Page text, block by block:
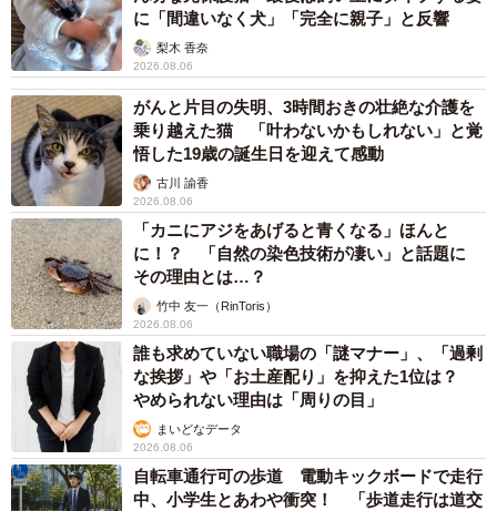
という思いがあったのかもしれません。はっきりとした理
由はわかりませんが、その気持ちを受け取ったように感じ
ています。
＜枇杷かな子さん関連情報＞
▽Instagram
https://www.instagram.com/kanakobiwa/
▽書籍「余命300日の毒親」（Amazon）
https://amzn.asia/d/12lOym8
▽書籍「ただいま。おばあちゃん」（Amazon）
https://amzn.asia/d/7xpcB8o
に「間違いなく犬」「完全に親子」と反響
梨木 香奈
2026.08.06
がんと片目の失明、3時間おきの壮絶な介護を
乗り越えた猫 「叶わないかもしれない」と覚
悟した19歳の誕生日を迎えて感動
古川 諭香
2026.08.06
「カニにアジをあげると青くなる」ほんと
に！？ 「自然の染色技術が凄い」と話題に
その理由とは…？
竹中 友一（RinToris）
2026.08.06
誰も求めていない職場の「謎マナー」、「過剰
な挨拶」や「お土産配り」を抑えた1位は？
やめられない理由は「周りの目」
まいどなデータ
2026.08.06
自転車通行可の歩道 電動キックボードで走行
中、小学生とあわや衝突！ 「歩道走行は道交